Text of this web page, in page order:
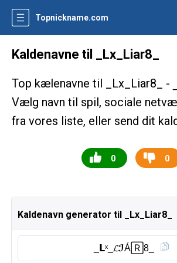
Topnickname.com
Kaldenavne til _Lx_Liar8_
Top kælenavne til _Lx_Liar8_ -
Vælg navn til spil, sociale
fra vores liste, eller send dit
0 0
Kaldenavn generator til _Lx_Liar8_
_𝗟ˣ_𝓛ℐÁ🅁8_